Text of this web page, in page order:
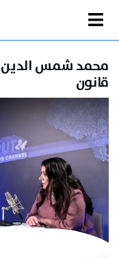
content
Toggle
Navigation
سياسة
اقتصاد
فنّ
رياضة
متفرقات
Podcast
محمد شمس الدين:
قانون